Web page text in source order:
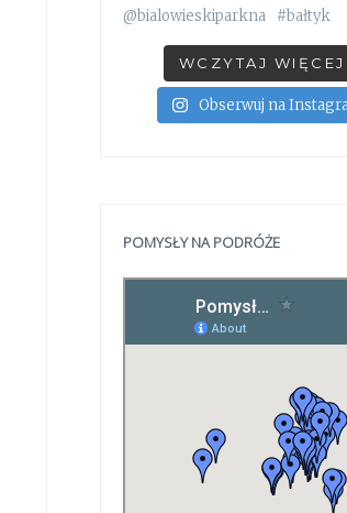
WCZYTAJ
Obserwuj na
POMYSŁY NA PODRÓŻE